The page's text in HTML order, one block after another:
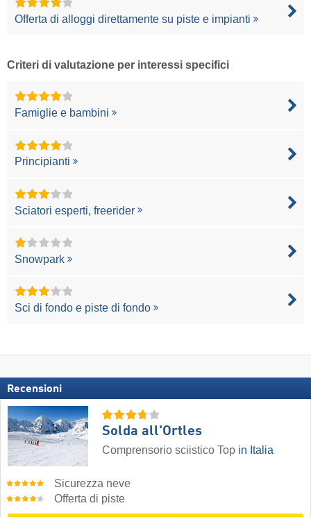
Offerta di alloggi direttamente su piste e impianti
Criteri di valutazione per interessi specifici
Famiglie e bambini
Principianti
Sciatori esperti, freerider
Snowpark
Sci di fondo e piste di fondo
Recensioni
Solda all'Ortles
Comprensorio sciistico Top in Italia
Sicurezza neve
Offerta di piste